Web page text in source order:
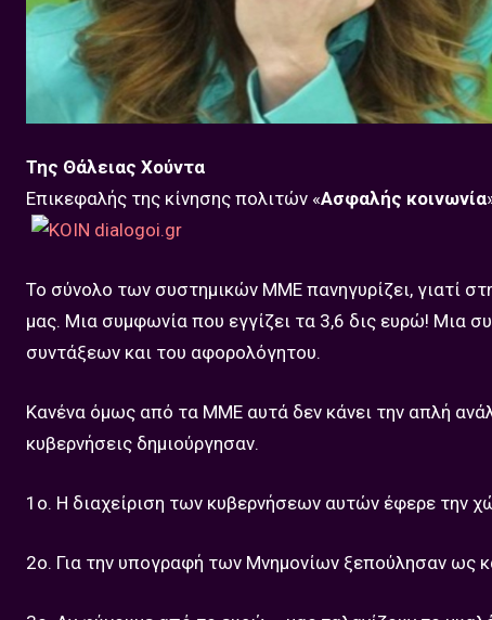
Της Θάλειας Χούντα
Επικεφαλής της κίνησης πολιτών «Ασφαλής κοινωνία
Το σύνολο των συστημικών ΜΜΕ πανηγυρίζει, γιατί
μας. Μια συμφωνία που εγγίζει τα 3,6 δις ευρώ! Μια
συντάξεων και του αφορολόγητου.
Κανένα όμως από τα ΜΜΕ αυτά δεν κάνει την απλή
κυβερνήσεις δημιούργησαν.
1ο. Η διαχείριση των κυβερνήσεων αυτών έφερε την
2ο. Για την υπογραφή των Μνημονίων ξεπούλησαν ως